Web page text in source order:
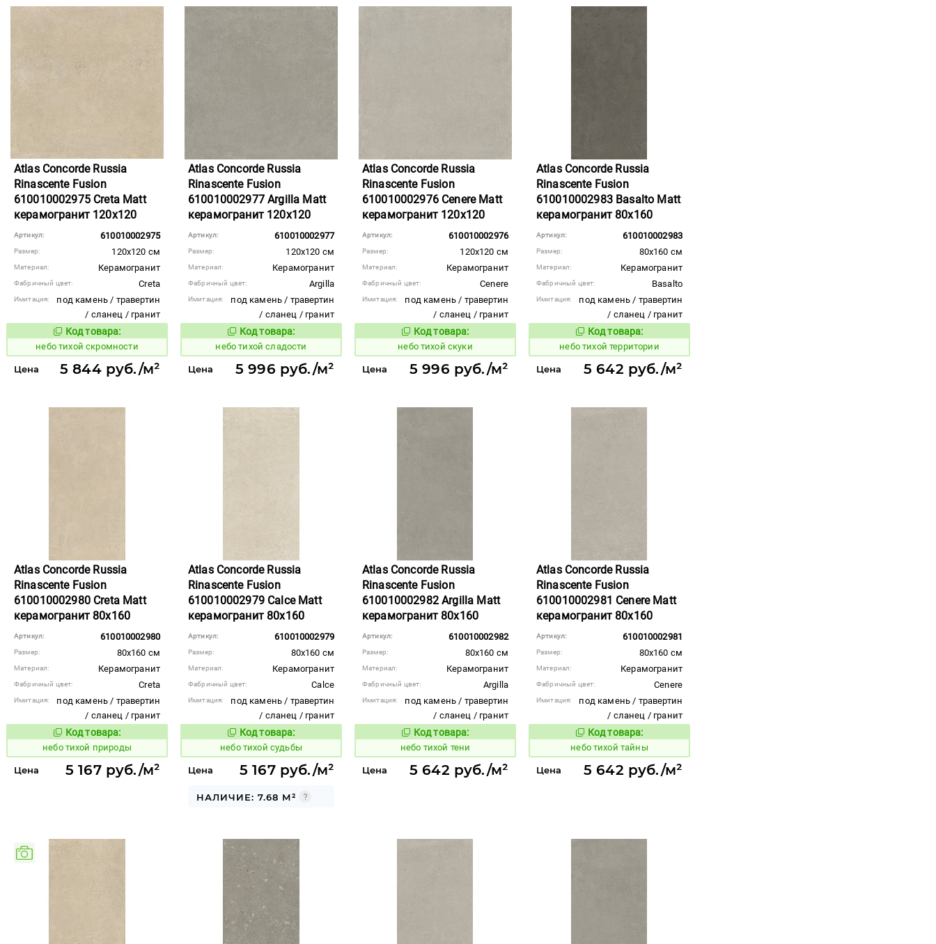
Atlas Concorde Russia
Rinascente Fusion
610010002975 Creta Matt
керамогранит 120x120
Артикул: 610010002975
Размер: 120x120 см
Материал: Керамогранит
Фабричный цвет: Creta
Имитация:
под камень / травертин
/ сланец / гранит
Код товара:
1122093 Код товара:
небо тихой скромности
Цена 5 844 руб./м²
Atlas Concorde Russia
Rinascente Fusion
610010002977 Argilla Matt
керамогранит 120x120
Артикул: 610010002977
Размер: 120x120 см
Материал: Керамогранит
Фабричный цвет: Argilla
Имитация:
под камень / травертин
/ сланец / гранит
Код товара:
1122095 Код товара:
небо тихой сладости
Цена 5 996 руб./м²
Atlas Concorde Russia
Rinascente Fusion
610010002976 Cenere Matt
керамогранит 120x120
Артикул: 610010002976
Размер: 120x120 см
Материал: Керамогранит
Фабричный цвет: Cenere
Имитация:
под камень / травертин
/ сланец / гранит
Код товара:
1122094 Код товара:
небо тихой скуки
Цена 5 996 руб./м²
Atlas Concorde Russia
Rinascente Fusion
610010002983 Basalto Matt
керамогранит 80x160
Артикул: 610010002983
Размер: 80x160 см
Материал: Керамогранит
Фабричный цвет: Basalto
Имитация:
под камень / травертин
/ сланец / гранит
Код товара:
1122104 Код товара:
небо тихой территории
Цена 5 642 руб./м²
Atlas Concorde Russia
Rinascente Fusion
610010002980 Creta Matt
керамогранит 80x160
Артикул: 610010002980
Размер: 80x160 см
Материал: Керамогранит
Фабричный цвет: Creta
Имитация:
под камень / травертин
/ сланец / гранит
Код товара:
1122100 Код товара:
небо тихой природы
Цена 5 167 руб./м²
Atlas Concorde Russia
Rinascente Fusion
610010002979 Calce Matt
керамогранит 80x160
Артикул: 610010002979
Размер: 80x160 см
Материал: Керамогранит
Фабричный цвет: Calce
Имитация:
под камень / травертин
/ сланец / гранит
Код товара:
1122099 Код товара:
небо тихой судьбы
Цена 5 167 руб./м²
НАЛИЧИЕ: 7.68 М²
Atlas Concorde Russia
Rinascente Fusion
610010002982 Argilla Matt
керамогранит 80x160
Артикул: 610010002982
Размер: 80x160 см
Материал: Керамогранит
Фабричный цвет: Argilla
Имитация:
под камень / травертин
/ сланец / гранит
Код товара:
1122103 Код товара:
небо тихой тени
Цена 5 642 руб./м²
Atlas Concorde Russia
Rinascente Fusion
610010002981 Cenere Matt
керамогранит 80x160
Артикул: 610010002981
Размер: 80x160 см
Материал: Керамогранит
Фабричный цвет: Cenere
Имитация:
под камень / травертин
/ сланец / гранит
Код товара:
1122101 Код товара:
небо тихой тайны
Цена 5 642 руб./м²